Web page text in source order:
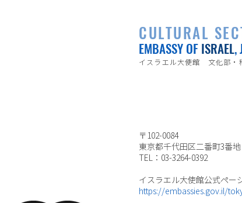
CULTURAL
EMBASSY OFISRAEL,
イスラエル大使館 文化部・
〒102-0084
東京都千代田区二番町3番地
TEL：03-3264-0392
イスラエル大使館公式ペー
https://embassies.gov.il/